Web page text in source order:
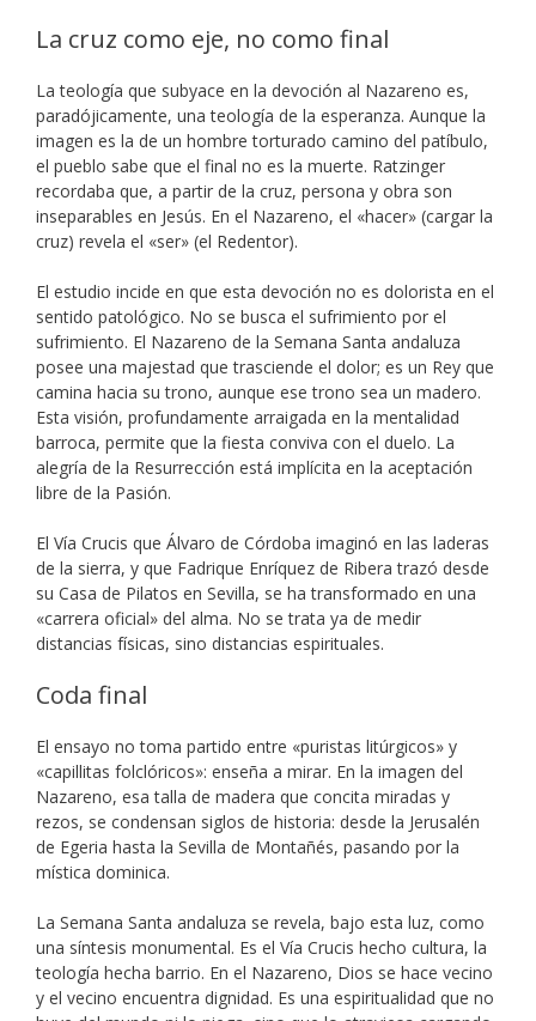
La cruz como eje, no como final
La teología que subyace en la devoción al Nazareno es,
paradójicamente, una teología de la esperanza. Aunque la
imagen es la de un hombre torturado camino del patíbulo,
el pueblo sabe que el final no es la muerte. Ratzinger
recordaba que, a partir de la cruz, persona y obra son
inseparables en Jesús. En el Nazareno, el «hacer» (cargar la
cruz) revela el «ser» (el Redentor).
El estudio incide en que esta devoción no es dolorista en el
sentido patológico. No se busca el sufrimiento por el
sufrimiento. El Nazareno de la Semana Santa andaluza
posee una majestad que trasciende el dolor; es un Rey que
camina hacia su trono, aunque ese trono sea un madero.
Esta visión, profundamente arraigada en la mentalidad
barroca, permite que la fiesta conviva con el duelo. La
alegría de la Resurrección está implícita en la aceptación
libre de la Pasión.
El Vía Crucis que Álvaro de Córdoba imaginó en las laderas
de la sierra, y que Fadrique Enríquez de Ribera trazó desde
su Casa de Pilatos en Sevilla, se ha transformado en una
«carrera oficial» del alma. No se trata ya de medir
distancias físicas, sino distancias espirituales.
Coda final
El ensayo no toma partido entre «puristas litúrgicos» y
«capillitas folclóricos»: enseña a mirar. En la imagen del
Nazareno, esa talla de madera que concita miradas y
rezos, se condensan siglos de historia: desde la Jerusalén
de Egeria hasta la Sevilla de Montañés, pasando por la
mística dominica.
La Semana Santa andaluza se revela, bajo esta luz, como
una síntesis monumental. Es el Vía Crucis hecho cultura, la
teología hecha barrio. En el Nazareno, Dios se hace vecino
y el vecino encuentra dignidad. Es una espiritualidad que no